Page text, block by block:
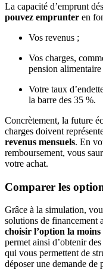
La capacité d’emprunt
pouvez emprunter en
Vos revenus ;
Vos charges,
pension alimentaire
Votre taux
la barre des 35 %.
Concrètement, la future
charges doivent
revenus mensuels. En
remboursement, vous
votre achat.
Comparer les
Grâce à la simulation,
solutions de financement
choisir l’option la moins
permet ainsi d’obtenir
qui vous permettent de
déposer une demande de